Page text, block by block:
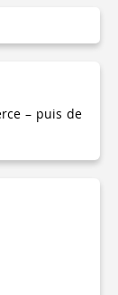
– puis de